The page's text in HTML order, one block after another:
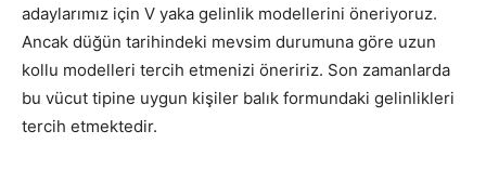
adaylarımız için V yaka gelinlik modellerini öneriyoruz.
Ancak düğün tarihindeki mevsim durumuna göre uzun
kollu modelleri tercih etmenizi öneririz. Son zamanlarda
bu vücut tipine uygun kişiler balık formundaki gelinlikleri
tercih etmektedir.